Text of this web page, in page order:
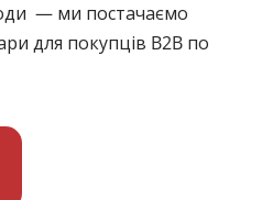
— ми постачаємо
для покупців B2B по